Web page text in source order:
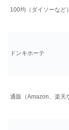
100均（ダイソーなど）
ドンキホーテ
通販（Amazon、楽天